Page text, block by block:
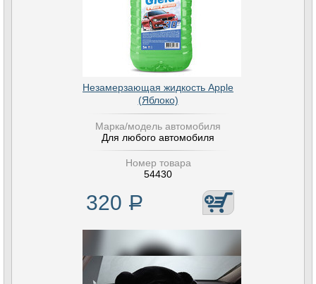
Незамерзающая жидкость Apple
(Яблоко)
Марка/модель автомобиля
Для любого автомобиля
Номер товара
54430
320 Р